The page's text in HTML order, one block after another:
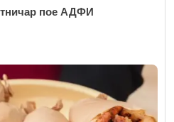
пое АДФИ